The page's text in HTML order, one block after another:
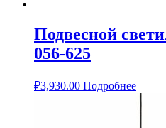
Подвесной
056-625
₽3,930.00 Подробнее